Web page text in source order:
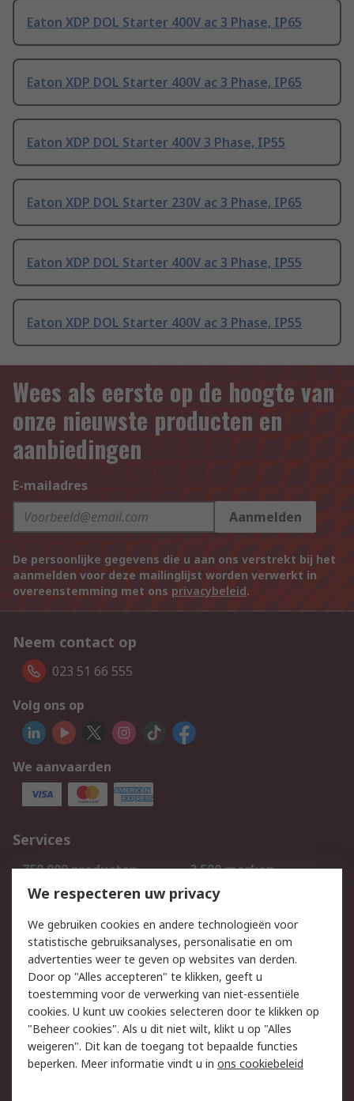
Eaton XDP DOL Starter 400V ac 3 Phase, IP65
Eaton XDP DOL Starter 400V ac 3 Phase, IP65
Eaton XDP DOL Starter 400V 3 Phase, IP55
Eaton XDP DOL Starter 230V ac 3 Phase, IP65
Eaton XDP DOL Starter 400V ac 3 Phase, IP55
Eaton XDP DOL Starter 400V ac 3 Phase, IP55
Wees als eerste op de hoogte van
onze nieuwste producten en
aanbiedingen
E-mailadres
Aanmelden
De persoonlijke gegevens die u aan ons verstrekt bij het
aanmelden voor deze mailinglijst worden verwerkt in
overeenstemming met ons privacybeleid.
Neem contact op
023 51 66 555
Volg ons op
We aanvaarden
Services
750.000 producten
2.500 merken
Bestellen
Inkoopoplossingen
Track & Trace
Wettelijk
Cookiebeleid
Email veiligheid
Privacybeleid
Websitevoorwaarden
Algemene
verkoopvoorwaarden
We respecteren uw privacy
We gebruiken cookies en andere technologieën voor
statistische gebruiksanalyses, personalisatie en om
advertenties weer te geven op websites van derden.
Door op "Alles accepteren" te klikken, geeft u
toestemming voor de verwerking van niet-essentiële
cookies. U kunt uw cookies selecteren door te klikken op
"Beheer cookies". Als u dit niet wilt, klikt u op "Alles
weigeren". Dit kan de toegang tot bepaalde functies
beperken. Meer informatie vindt u in ons cookiebeleid